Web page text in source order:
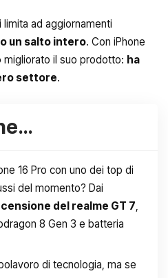
ad aggiornamenti
un salto intero. Con iPhone
migliorato il suo prodotto: ha
settore.
16 Pro con uno dei top di
del momento? Dai
del realme GT 7,
8 Gen 3 e batteria
di tecnologia, ma se